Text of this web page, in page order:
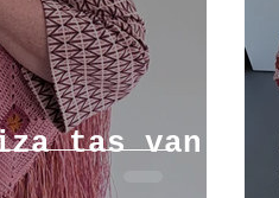
tas van